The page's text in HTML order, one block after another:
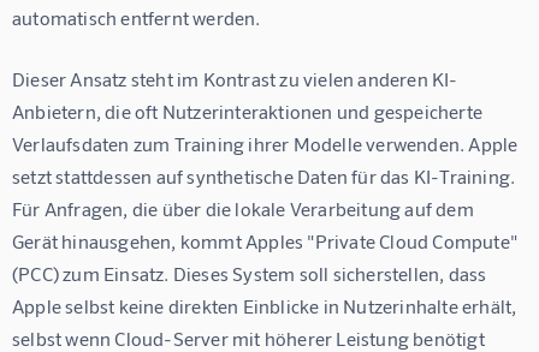
automatisch entfernt werden.
Dieser Ansatz steht im Kontrast zu vielen anderen KI-
Anbietern, die oft Nutzerinteraktionen und gespeicherte
Verlaufsdaten zum Training ihrer Modelle verwenden. Apple
setzt stattdessen auf synthetische Daten für das KI-Training.
Für Anfragen, die über die lokale Verarbeitung auf dem
Gerät hinausgehen, kommt Apples "Private Cloud Compute"
(PCC) zum Einsatz. Dieses System soll sicherstellen, dass
Apple selbst keine direkten Einblicke in Nutzerinhalte erhält,
selbst wenn Cloud-Server mit höherer Leistung benötigt